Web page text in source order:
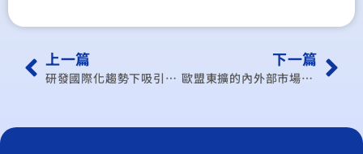
上一篇
研發國際化趨勢下吸引外商擴大對台研發投資之策略
下一篇
歐盟東擴的內外部市場效應